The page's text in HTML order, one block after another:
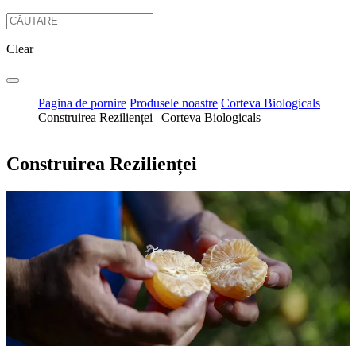
Clear
Pagina de pornire Produsele noastre Corteva Biologicals
Construirea Rezilienței | Corteva Biologicals
Construirea Rezilienței